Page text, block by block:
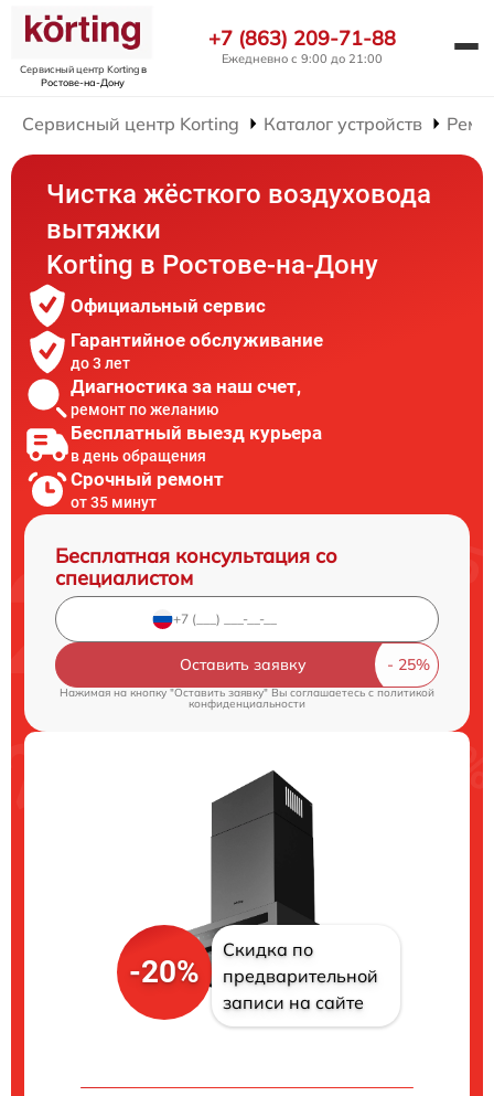
Сервисный центр Kortingв
Ростове-на-Дону
+7 (863) 209-71-88
Ежедневно с 9:00 до 21:00
Сервисный центр Korting Каталог устройств
Чистка жёсткого воздуховода
вытяжки
Korting в Ростове-на-Дону
Официальный сервис
Гарантийное обслуживание
до 3 лет
Диагностика за наш счет,
ремонт по желанию
Бесплатный выезд курьера
в день обращения
Срочный ремонт
от 35 минут
Бесплатная консультация со
специалистом
Оставить заявку
Нажимая на кнопку "Оставить заявку" Вы соглашаетесь cполитикой
конфиденциальности
-20%
Скидка по
предварительной
записи на сайте